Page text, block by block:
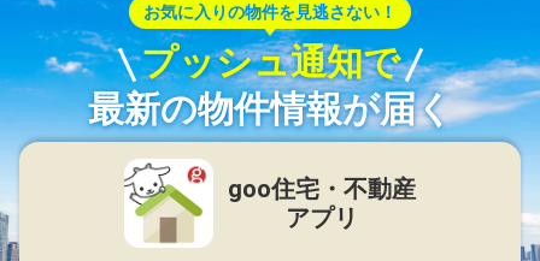
お気に入りの物件を見逃さない！
プッシュ通知で
最新の物件情報が届く
goo住宅・不動産
アプリ